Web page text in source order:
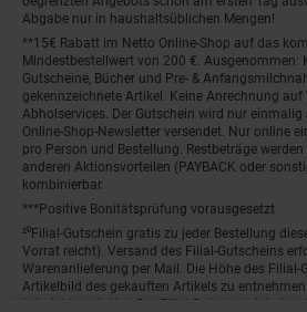
Abgabe nur in haushaltsüblichen Mengen!
**15€ Rabatt im Netto Online-Shop auf das
Mindestbestellwert von 200 €. Ausgenommen:
Gutscheine, Bücher und Pre- &
gekennzeichnete Artikel. Keine Anrechnung
Abholservices. Der Gutschein wird nur
Online-Shop-Newsletter versendet. Nur online
pro Person und Bestellung. Restbeträge
anderen Aktionsvorteilen (PAYBACK oder
kombinierbar.
***Positive Bonitätsprüfung vorausgesetzt
²⁰Filial-Gutschein gratis zu jeder Bestellung
Vorrat reicht). Versand des Filial-Gutscheins
Warenanlieferung per Mail. Die Höhe des Filial-
Artikelbild des gekauften Artikels zu
Art nicht gestattet. Der Filial-Gutschein ist